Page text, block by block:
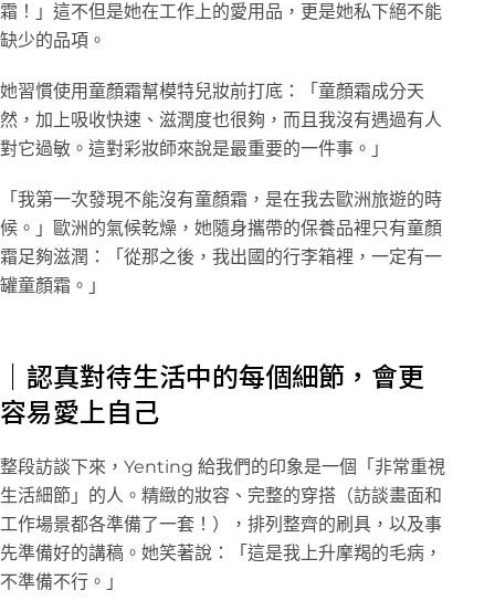
霜！」這不但是她在工作上的愛用品，更是她私下絕不能
缺少的品項。
她習慣使用童顏霜幫模特兒妝前打底：「童顏霜成分天
然，加上吸收快速、滋潤度也很夠，而且我沒有遇過有人
對它過敏。這對彩妝師來說是最重要的一件事。」
「我第一次發現不能沒有童顏霜，是在我去歐洲旅遊的時
候。」歐洲的氣候乾燥，她隨身攜帶的保養品裡只有童顏
霜足夠滋潤：「從那之後，我出國的行李箱裡，一定有一
罐童顏霜。」
｜認真對待生活中的每個細節，會更
容易愛上自己
整段訪談下來，Yenting 給我們的印象是一個「非常重視
生活細節」的人。精緻的妝容、完整的穿搭（訪談畫面和
工作場景都各準備了一套！），排列整齊的刷具，以及事
先準備好的講稿。她笑著說：「這是我上升摩羯的毛病，
不準備不行。」